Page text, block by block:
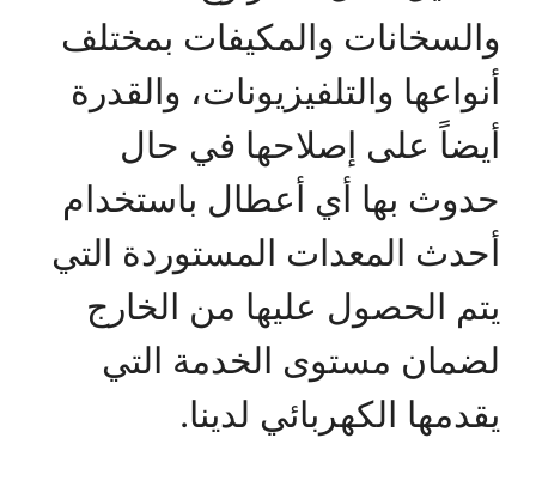
والسخانات والمكيفات بمختلف
أنواعها والتلفيزيونات، والقدرة
أيضاً على إصلاحها في حال
حدوث بها أي أعطال باستخدام
أحدث المعدات المستوردة التي
يتم الحصول عليها من الخارج
لضمان مستوى الخدمة التي
يقدمها الكهربائي لدينا.